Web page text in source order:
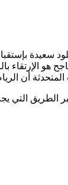
بإستقبال
هو
أن
التي